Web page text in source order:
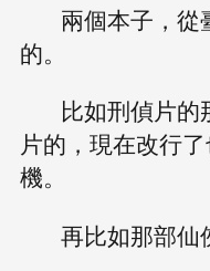
兩個本子，從
的。
比如刑偵片的
片的，現在改行
機。
再比如那部仙